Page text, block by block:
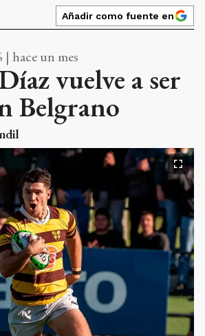
Añadir como fuente en
hace un mes
vuelve a ser
Belgrano